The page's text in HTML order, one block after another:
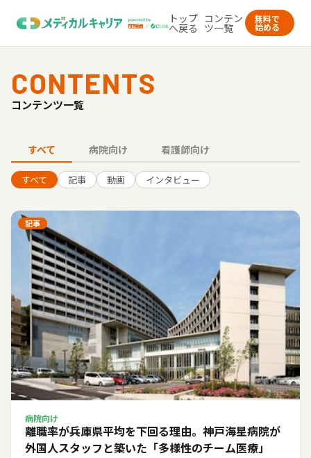
トップ
へ戻る
コンテン
ツ一覧
無料で
始める
CONTENTS
コンテンツ一覧
すべて 病院向け 看護師向け
すべて 記事 動画 インタビュー
記事
病院向け
離職率が兵庫県平均を下回る理由。神戸海星病院が
外国人スタッフと築いた「多様性のチーム医療」